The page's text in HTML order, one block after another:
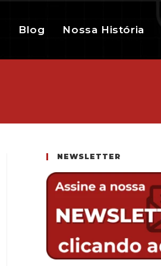
Blog Nossa História
NEWSLETTER